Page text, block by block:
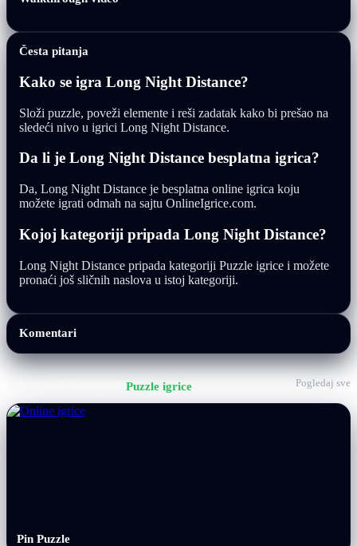
Česta pitanja
Kako se igra Long Night Distance?
Složi puzzle, poveži elemente i reši zadatak kako bi prešao na
sledeći nivo u igrici Long Night Distance.
Da li je Long Night Distance besplatna igrica?
Da, Long Night Distance je besplatna online igrica koju
možete igrati odmah na sajtu OnlineIgrice.com.
Kojoj kategoriji pripada Long Night Distance?
Long Night Distance pripada kategoriji Puzzle igrice i možete
pronaći još sličnih naslova u istoj kategoriji.
Komentari
Puzzle igrice Pogledaj sve
Pin Puzzle